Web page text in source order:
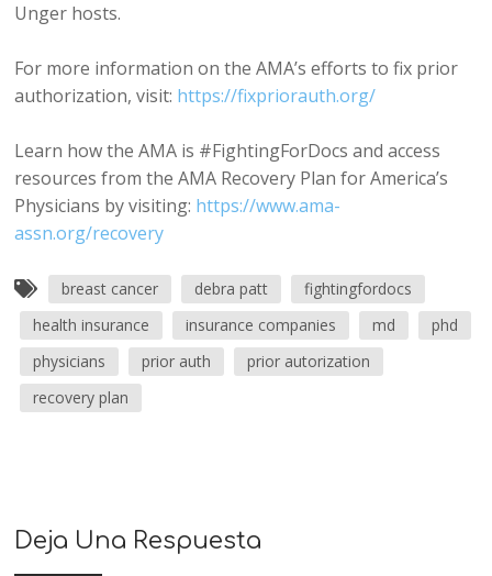
Unger hosts.
For more information on the AMA’s efforts to fix prior
authorization, visit: https://fixpriorauth.org/
Learn how the AMA is #FightingForDocs and access
resources from the AMA Recovery Plan for America’s
Physicians by visiting: https://www.ama-
assn.org/recovery
breast cancer debra patt
fightingfordocs
health insurance
insurance companies md
phd
physicians
prior auth
prior autorization
recovery plan
Deja Una Respuesta